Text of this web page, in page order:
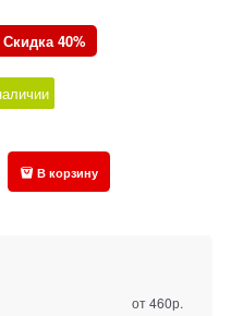
Скидка 40%
В корзину
от 460р.